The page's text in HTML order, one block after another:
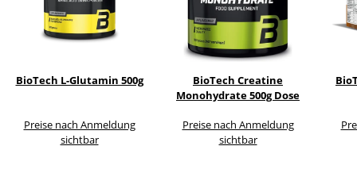
BioTech L-Glutamin 500g
Preise nach Anmeldung
sichtbar
BioTech Creatine
Monohydrate 500g Dose
Preise nach Anmeldung
sichtbar